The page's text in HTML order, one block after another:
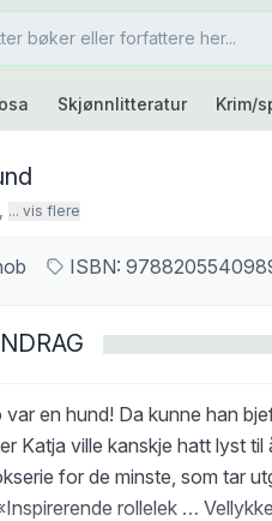
Skjønnlitteratur Krim/
... vis flere
ISBN:
var en hund! Da kunne han
Katja ville kanskje hatt lyst
for de minste, som tar
rollelek …